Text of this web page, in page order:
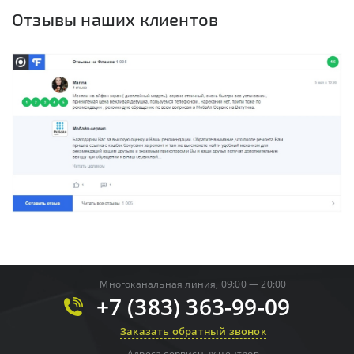
Отзывы наших клиентов
Многоканальная линия, 09:00 — 20:00
+7 (383) 363-99-09
Заказать обратный звонок